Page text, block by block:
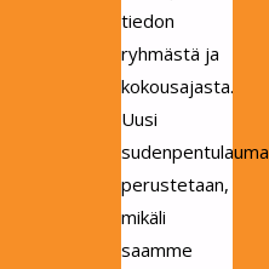
tiedon
ryhmästä ja
kokousajasta.
Uusi
sudenpentulauma
perustetaan,
mikäli
saamme